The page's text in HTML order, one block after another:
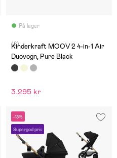
På lager
(8)
Kinderkraft MOOV 2 4-in-1 Air
Duovogn, Pure Black
3.295 kr
-13%
Supergod pris